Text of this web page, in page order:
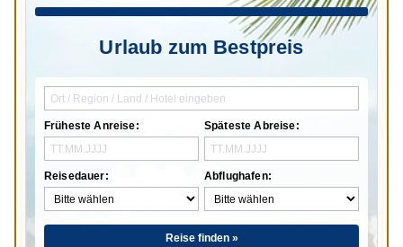
Urlaub zum Bestpreis
Früheste Anreise:
Reisedauer:
Späteste Abreise:
Abflughafen:
Reise finden »